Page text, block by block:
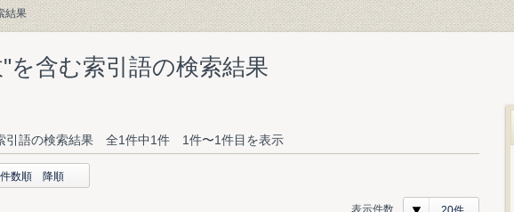
結果
を含む索引語の検索結果
引語の検索結果 全1件中1件 1件〜1件目を表示
件数順 降順
表示件数